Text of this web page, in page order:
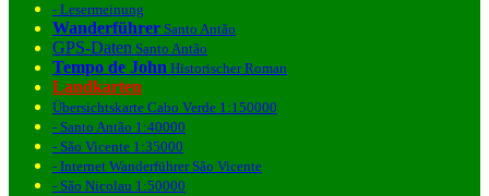
- Lesermeinung
Wanderführer Santo Antão
GPS-Daten Santo Antão
Tempo de John Historischer Roman
Landkarten
Übersichtskarte Cabo Verde 1:150000
- Santo Antão 1:40000
- São Vicente 1:35000
- Internet Wanderführer São Vicente
- São Nicolau 1:50000